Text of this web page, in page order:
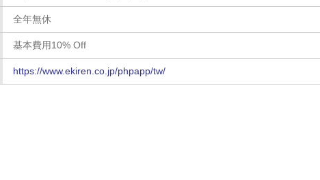
全年無休
基本費用10% Off
https://www.ekiren.co.jp/phpapp/tw/